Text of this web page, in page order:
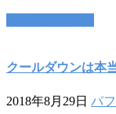
クールダウンは本
2018年8月29日 パ